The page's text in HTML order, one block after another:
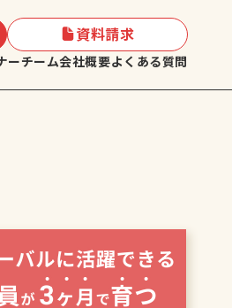
ーチーム会社概要よくある質問
資料請求